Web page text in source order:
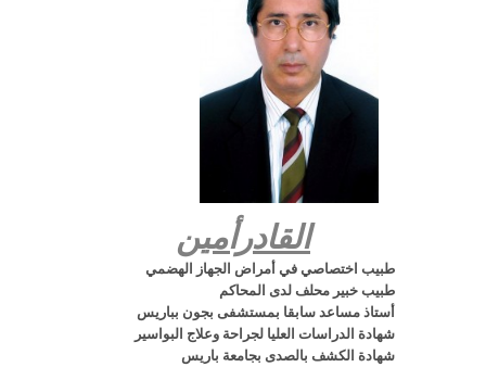
القادرأمين
طبيب اختصاصي في أمراض الجهاز الهضمي
طبيب خبير محلف لدى المحاكم
أستاذ مساعد سابقا بمستشفى بجون بباريس
شهادة الدراسات العليا لجراحة وعلاج البواسير
شهادة الكشف بالصدى بجامعة باريس